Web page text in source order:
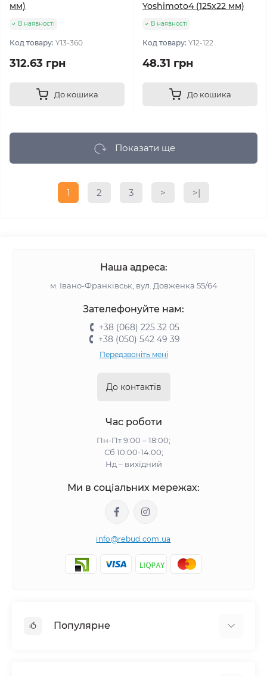
мм)
В наявності
Код товару: Y13-360
312.63 грн
До кошика
Yoshimoto4 (125х22 мм)
В наявності
Код товару: Y12-122
48.31 грн
До кошика
Показати ще
1 2 3 > >|
Наша адреса:
м. Івано-Франківськ, вул. Довженка 55/64
Зателефонуйте нам:
+38 (068) 225 32 05
+38 (050) 542 49 39
Передзвоніть мені
До контактів
Час роботи
Пн-Пт 9:00 – 18:00;
Сб 10:00-14:00;
Нд – вихідний
Ми в соціальних мережах:
info@rebud.com.ua
Популярне